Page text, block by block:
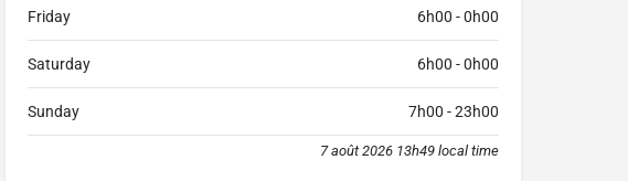
Friday 6h00 - 0h00
Saturday 6h00 - 0h00
Sunday 7h00 - 23h00
7 août 2026 13h49 local time